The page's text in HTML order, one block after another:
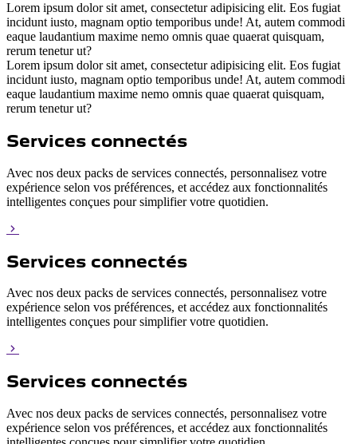
Lorem ipsum dolor sit amet, consectetur adipisicing elit. Eos fugiat
incidunt iusto, magnam optio temporibus unde! At, autem commodi
eaque laudantium maxime nemo omnis quae quaerat quisquam,
rerum tenetur ut?
Lorem ipsum dolor sit amet, consectetur adipisicing elit. Eos fugiat
incidunt iusto, magnam optio temporibus unde! At, autem commodi
eaque laudantium maxime nemo omnis quae quaerat quisquam,
rerum tenetur ut?
Services connectés
Avec nos deux packs de services connectés, personnalisez votre
expérience selon vos préférences, et accédez aux fonctionnalités
intelligentes conçues pour simplifier votre quotidien.
Services connectés
Avec nos deux packs de services connectés, personnalisez votre
expérience selon vos préférences, et accédez aux fonctionnalités
intelligentes conçues pour simplifier votre quotidien.
Services connectés
Avec nos deux packs de services connectés, personnalisez votre
expérience selon vos préférences, et accédez aux fonctionnalités